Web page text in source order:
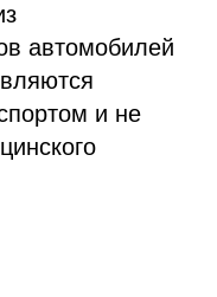
автомобилей
и не